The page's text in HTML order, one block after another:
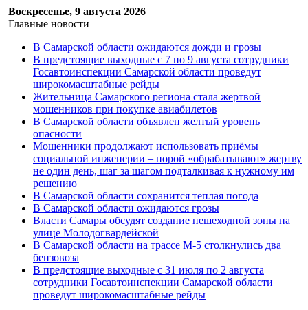
Воскресенье, 9 августа 2026
Главные новости
В Самарской области ожидаются дожди и грозы
В предстоящие выходные с 7 по 9 августа сотрудники
Госавтоинспекции Самарской области проведут
широкомасштабные рейды
Жительница Самарского региона стала жертвой
мошенников при покупке авиабилетов
В Самарской области объявлен желтый уровень
опасности
Мошенники продолжают использовать приёмы
социальной инженерии – порой «обрабатывают» жертву
не один день, шаг за шагом подталкивая к нужному им
решению
В Самарской области сохранится теплая погода
В Самарской области ожидаются грозы
Власти Самары обсудят создание пешеходной зоны на
улице Молодогвардейской
В Самарской области на трассе М-5 столкнулись два
бензовоза
В предстоящие выходные с 31 июля по 2 августа
сотрудники Госавтоинспекции Самарской области
проведут широкомасштабные рейды